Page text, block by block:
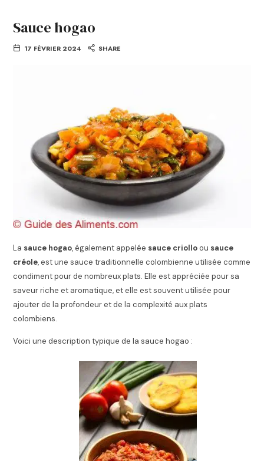
Sauce hogao
17 FÉVRIER 2024 SHARE
La sauce hogao, également appelée sauce criolloou sauce
créole, est une sauce traditionnelle colombienne utilisée comme
condiment pour de nombreux plats. Elle est appréciée pour sa
saveur riche et aromatique, et elle est souvent utilisée pour
ajouter de la profondeur et de la complexité aux plats
colombiens.
Voici une description typique de la sauce hogao :